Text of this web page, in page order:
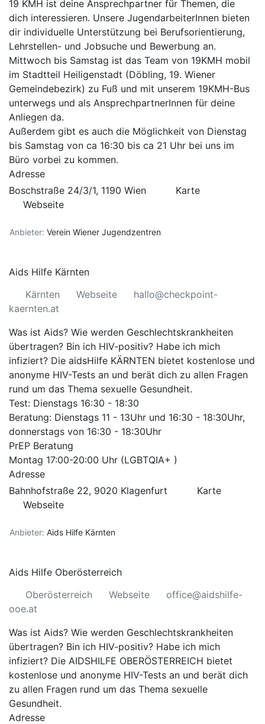
19 KMH ist deine Ansprechpartner für Themen, die
dich interessieren. Unsere JugendarbeiterInnen bieten
dir individuelle Unterstützung bei Berufsorientierung,
Lehrstellen- und Jobsuche und Bewerbung an.
Mittwoch bis Samstag ist das Team von 19KMH mobil
im Stadtteil Heiligenstadt (Döbling, 19. Wiener
Gemeindebezirk) zu Fuß und mit unserem 19KMH-Bus
unterwegs und als AnsprechpartnerInnen für deine
Anliegen da.
Außerdem gibt es auch die Möglichkeit von Dienstag
bis Samstag von ca 16:30 bis ca 21 Uhr bei uns im
Büro vorbei zu kommen.
Adresse
Boschstraße 24/3/1, 1190 Wien
Karte
Webseite
Anbieter: Verein Wiener Jugendzentren
Aids Hilfe Kärnten
Kärnten
Webseite
hallo@checkpoint-
kaernten.at
Was ist Aids? Wie werden Geschlechtskrankheiten
übertragen? Bin ich HIV-positiv? Habe ich mich
infiziert? Die aidsHilfe KÄRNTEN bietet kostenlose und
anonyme HIV-Tests an und berät dich zu allen Fragen
rund um das Thema sexuelle Gesundheit.
Test: Dienstags 16:30 - 18:30
Beratung: Dienstags 11 - 13Uhr und 16:30 - 18:30Uhr,
donnerstags von 16:30 - 18:30Uhr
PrEP Beratung
Montag 17:00-20:00 Uhr (LGBTQIA+ )
Adresse
Bahnhofstraße 22, 9020 Klagenfurt
Karte
Webseite
Anbieter: Aids Hilfe Kärnten
Aids Hilfe Oberösterreich
Oberösterreich
Webseite
office@aidshilfe-
ooe.at
Was ist Aids? Wie werden Geschlechtskrankheiten
übertragen? Bin ich HIV-positiv? Habe ich mich
infiziert? Die AIDSHILFE OBERÖSTERREICH bietet
kostenlose und anonyme HIV-Tests an und berät dich
zu allen Fragen rund um das Thema sexuelle
Gesundheit.
Adresse